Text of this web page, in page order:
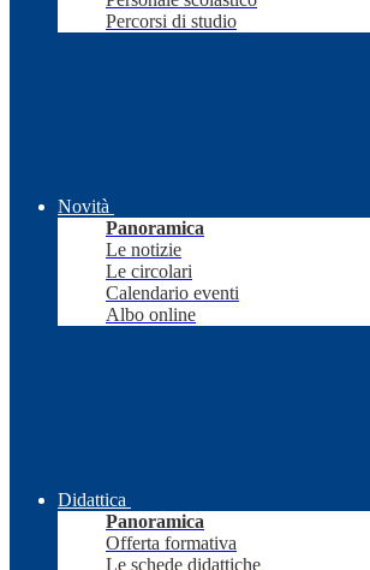
Percorsi di studio
Novità
Panoramica
Le notizie
Le circolari
Calendario eventi
Albo online
Didattica
Panoramica
Offerta formativa
Le schede didattiche